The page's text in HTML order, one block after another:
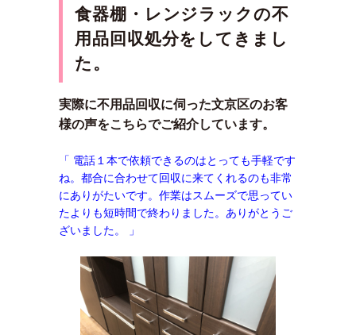
食器棚・レンジラックの不
用品回収処分をしてきまし
た。
実際に不用品回収に伺った文京区のお客
様の声をこちらでご紹介しています。
「 電話１本で依頼できるのはとっても手軽です
ね。都合に合わせて回収に来てくれるのも非常
にありがたいです。作業はスムーズで思ってい
たよりも短時間で終わりました。ありがとうご
ざいました。 」